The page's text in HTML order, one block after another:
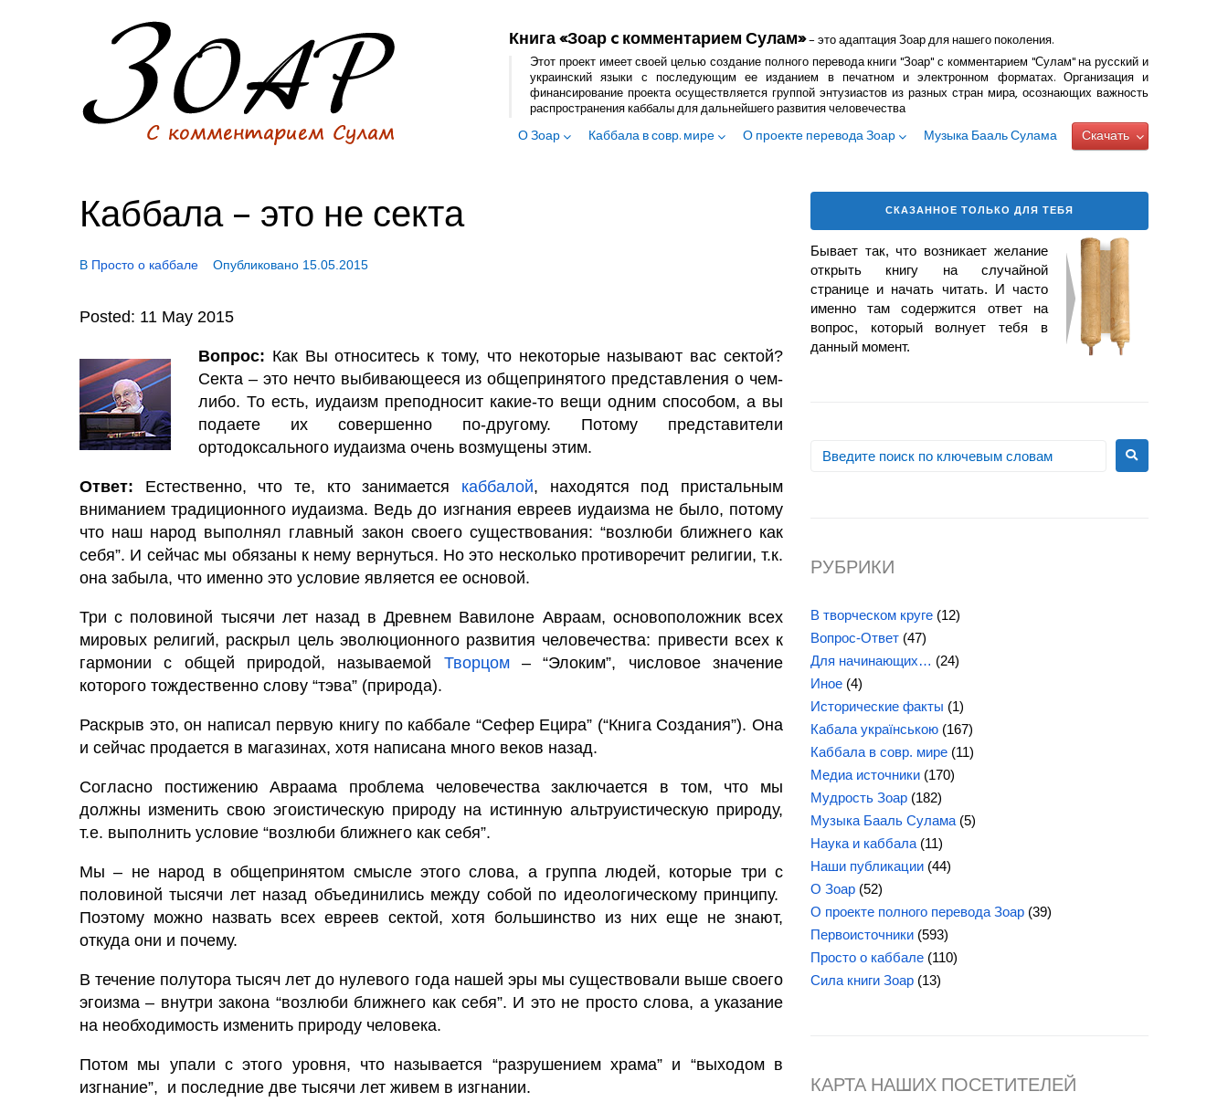
Книга «Зоар c комментарием Сулам»– это адаптация Зоар для нашего поколения.
Этот проект имеет своей целью создание полного перевода книги "Зоар" с комментарием "Сулам" на русский и
украинский языки с последующим ее изданием в печатном и электронном форматах. Организация и
финансирование проекта осуществляется группой энтузиастов из разных стран мира, осознающих важность
распространения каббалы для дальнейшего развития человечества
О Зоар Каббала в совр. мире О проекте перевода Зоар Музыка Бааль Сулама Скачать
Каббала – это не секта
В Просто о каббале Опубликовано 15.05.2015
Posted: 11 May 2015
Вопрос: Как Вы относитесь к тому, что некоторые называют вас сектой?
Секта – это нечто выбивающееся из общепринятого представления о чем-
либо. То есть, иудаизм преподносит какие-то вещи одним способом, а вы
подаете их совершенно по-другому. Потому представители
ортодоксального иудаизма очень возмущены этим.
Ответ: Естественно, что те, кто занимается каббалой, находятся под пристальным
вниманием традиционного иудаизма. Ведь до изгнания евреев иудаизма не было, потому
что наш народ выполнял главный закон своего существования: “возлюби ближнего как
себя”. И сейчас мы обязаны к нему вернуться. Но это несколько противоречит религии, т.к.
она забыла, что именно это условие является ее основой.
Три с половиной тысячи лет назад в Древнем Вавилоне Авраам, основоположник всех
мировых религий, раскрыл цель эволюционного развития человечества: привести всех к
гармонии с общей природой, называемой Творцом– “Элоким”, числовое значение
которого тождественно слову “тэва” (природа).
Раскрыв это, он написал первую книгу по каббале “Сефер Ецира” (“Книга Создания”). Она
и сейчас продается в магазинах, хотя написана много веков назад.
Согласно постижению Авраама проблема человечества заключается в том, что мы
должны изменить свою эгоистическую природу на истинную альтруистическую природу,
т.е. выполнить условие “возлюби ближнего как себя”.
Мы – не народ в общепринятом смысле этого слова, а группа людей, которые три с
половиной тысячи лет назад объединились между собой по идеологическому принципу.
Поэтому можно назвать всех евреев сектой, хотя большинство из них еще не знают,
откуда они и почему.
В течение полутора тысяч лет до нулевого года нашей эры мы существовали выше своего
эгоизма – внутри закона “возлюби ближнего как себя”. И это не просто слова, а указание
на необходимость изменить природу человека.
Потом мы упали с этого уровня, что называется “разрушением храма” и “выходом в
изгнание”, и последние две тысячи лет живем в изгнании.
СКАЗАННОЕ ТОЛЬКО ДЛЯ ТЕБЯ
Бывает так, что возникает желание
открыть книгу на случайной
странице и начать читать. И часто
именно там содержится ответ на
вопрос, который волнует тебя в
данный момент.
РУБРИКИ
В творческом круге (12)
Вопрос-Ответ (47)
Для начинающих… (24)
Иное (4)
Исторические факты (1)
Кабала українською (167)
Каббала в совр. мире (11)
Медиа источники (170)
Мудрость Зоар (182)
Музыка Бааль Сулама (5)
Наука и каббала (11)
Наши публикации (44)
О Зоар (52)
О проекте полного перевода Зоар (39)
Первоисточники (593)
Просто о каббале (110)
Сила книги Зоар (13)
КАРТА НАШИХ ПОСЕТИТЕЛЕЙ